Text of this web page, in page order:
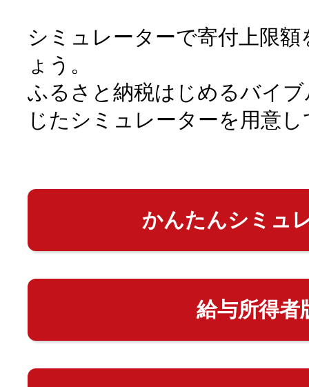
シミュレーターで寄付上限
ょう。
ふるさと納税はじめるバイ
じたシミュレーターを用意
かんたんシミュ
給与所得者